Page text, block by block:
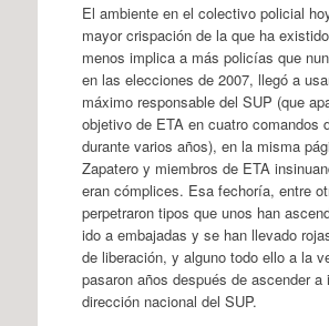
El ambiente en el colectivo policial
mayor crispación de la que ha
menos implica a más policías que
en las elecciones de 2007, llegó a
máximo responsable del SUP (que
objetivo de ETA en cuatro comandos
durante varios años), en la misma
Zapatero y miembros de ETA
eran cómplices. Esa fechoría, entre
perpetraron tipos que unos han
ido a embajadas y se han llevado
de liberación, y alguno todo ello a la
pasaron años después de ascender a
dirección nacional del SUP.